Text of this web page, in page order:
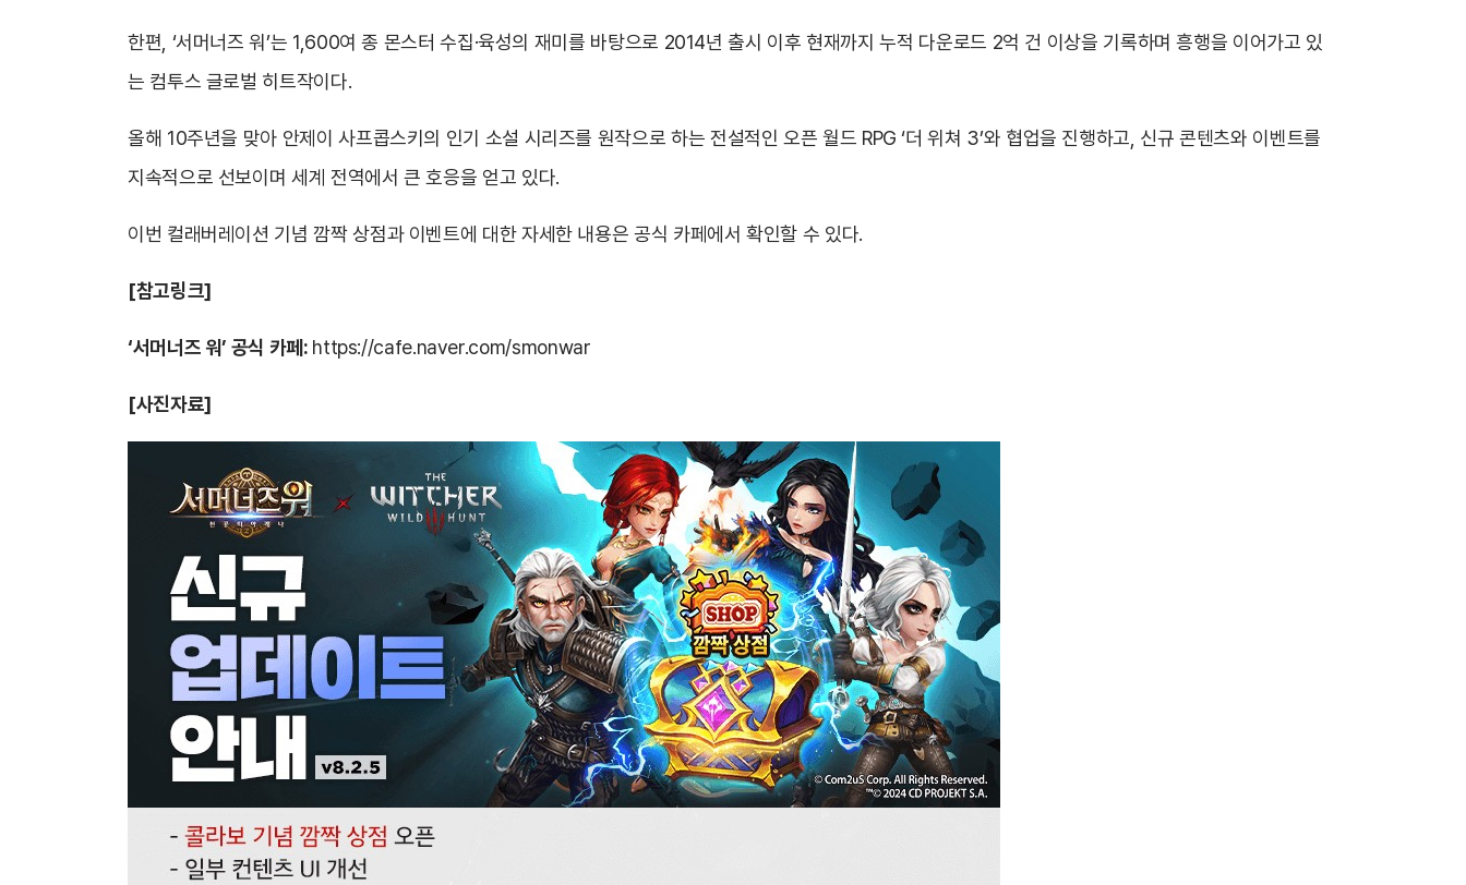
한편, ‘서머너즈 워’는 1,600여 종 몬스터 수집·육성의 재미를 바탕으로 2014년 출시 이후 현재까지 누적 다운로드 2억 건 이상을 기록하며 흥행을 이어가고 있
는 컴투스 글로벌 히트작이다.
올해 10주년을 맞아 안제이 사프콥스키의 인기 소설 시리즈를 원작으로 하는 전설적인 오픈 월드 RPG ‘더 위쳐 3’와 협업을 진행하고, 신규 콘텐츠와 이벤트를
지속적으로 선보이며 세계 전역에서 큰 호응을 얻고 있다.
이번 컬래버레이션 기념 깜짝 상점과 이벤트에 대한 자세한 내용은 공식 카페에서 확인할 수 있다.
[참고링크]
‘서머너즈 워’ 공식 카페: https://cafe.naver.com/smonwar
[사진자료]